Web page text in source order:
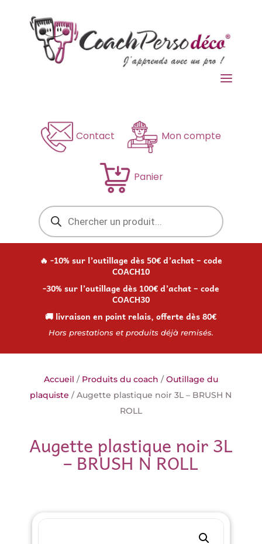
a
Contact Mon compte
Panier
Recherche
de
produits
🔥 -10% sur l’outillage dès 50€ d’achat – code
COACH10
-30% sur l’outillage dès 100€ d’achat – code
COACH30
🚚 livraison en point relais, offerte dès 80€
Hors prestations et produits déjà remisés.
Accueil / Produits du coach /Outillage du
plaquiste / Augette plastique noir 3L – BRUSH N
ROLL
Augette plastique noir 3L
– BRUSH N ROLL